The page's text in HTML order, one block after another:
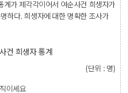
계가 제각각이어서 여순사건 희생자가
하다. 희생자에 대한 명확한 조사가
건 희생자 통계
(단위 : 명)
이세요